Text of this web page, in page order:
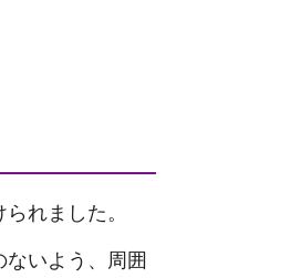
れました。
いよう、周囲